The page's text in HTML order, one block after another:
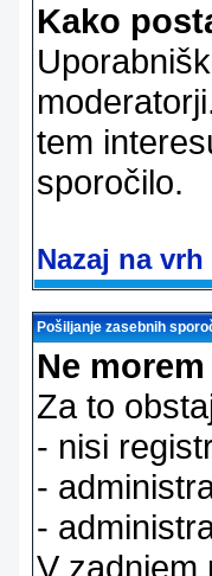
Kako
tem
sporočilo.
Nazaj na vrh
Pošiljanje zasebnih
Ne
Za to
- nisi
-
-
V zadnjem